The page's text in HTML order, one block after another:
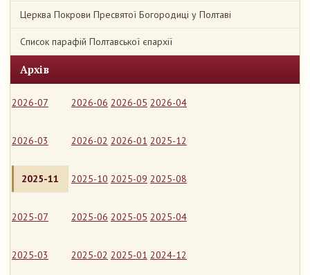
Церква Покрови Пресвятої Богородиці у Полтаві
Список парафій Полтавської єпархії
Архів
2026-07 2026-06 2026-05 2026-04
2026-03 2026-02 2026-01 2025-12
2025-11 2025-10 2025-09 2025-08
2025-07 2025-06 2025-05 2025-04
2025-03 2025-02 2025-01 2024-12